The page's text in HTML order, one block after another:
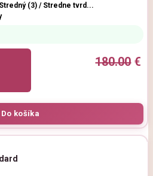
(3) / Stredne tvrd...
180.00€